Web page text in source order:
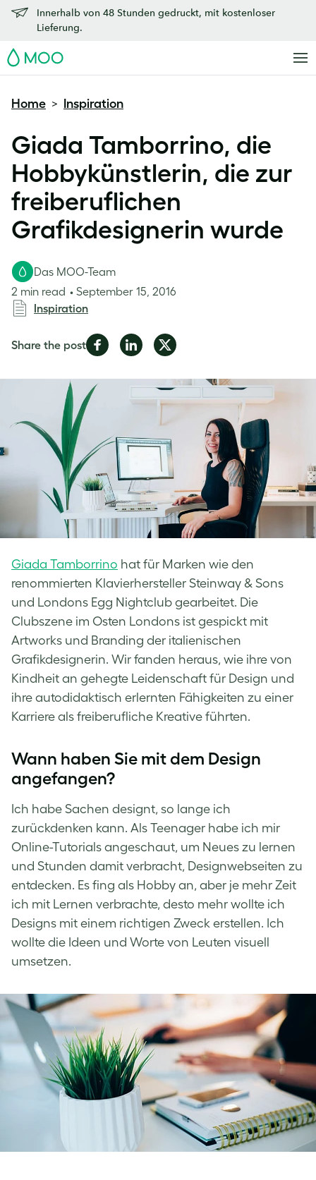
Innerhalb von 48 Stunden gedruckt, mit kostenloser
Lieferung.
MOO
Home > Inspiration
Giada Tamborrino, die
Hobbykünstlerin, die zur
freiberuflichen
Grafikdesignerin wurde
Das MOO-Team
2 min read
September 15, 2016
Inspiration
Share the postShare
Facebook
Share
LinkedIn
Share
Twitter
Giada Tamborrino hat für Marken wie den
renommierten Klavierhersteller Steinway & Sons
und Londons Egg Nightclub gearbeitet. Die
Clubszene im Osten Londons ist gespickt mit
Artworks und Branding der italienischen
Grafikdesignerin. Wir fanden heraus, wie ihre von
Kindheit an gehegte Leidenschaft für Design und
ihre autodidaktisch erlernten Fähigkeiten zu einer
Karriere als freiberufliche Kreative führten.
Wann haben Sie mit dem Design
angefangen?
Ich habe Sachen designt, so lange ich
zurückdenken kann. Als Teenager habe ich mir
Online-Tutorials angeschaut, um Neues zu lernen
und Stunden damit verbracht, Designwebseiten zu
entdecken. Es fing als Hobby an, aber je mehr Zeit
ich mit Lernen verbrachte, desto mehr wollte ich
Designs mit einem richtigen Zweck erstellen. Ich
wollte die Ideen und Worte von Leuten visuell
umsetzen.